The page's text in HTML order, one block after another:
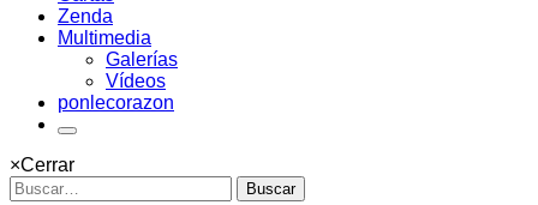
Zenda
Multimedia
Galerías
Vídeos
ponlecorazon
×Cerrar
Buscar